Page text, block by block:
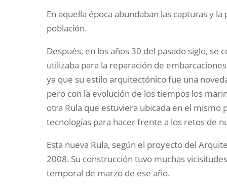
En aquella época abundaban las capturas y
población.
Después, en los años 30 del pasado siglo,
utilizaba para la reparación de
ya que su estilo arquitectónico fue una
pero con la evolución de los tiempos los
otra Rula que estuviera ubicada en el
tecnologías para hacer frente a los retos de
Esta nueva Rula, según el proyecto del
2008. Su construcción tuvo muchas
temporal de marzo de ese año.